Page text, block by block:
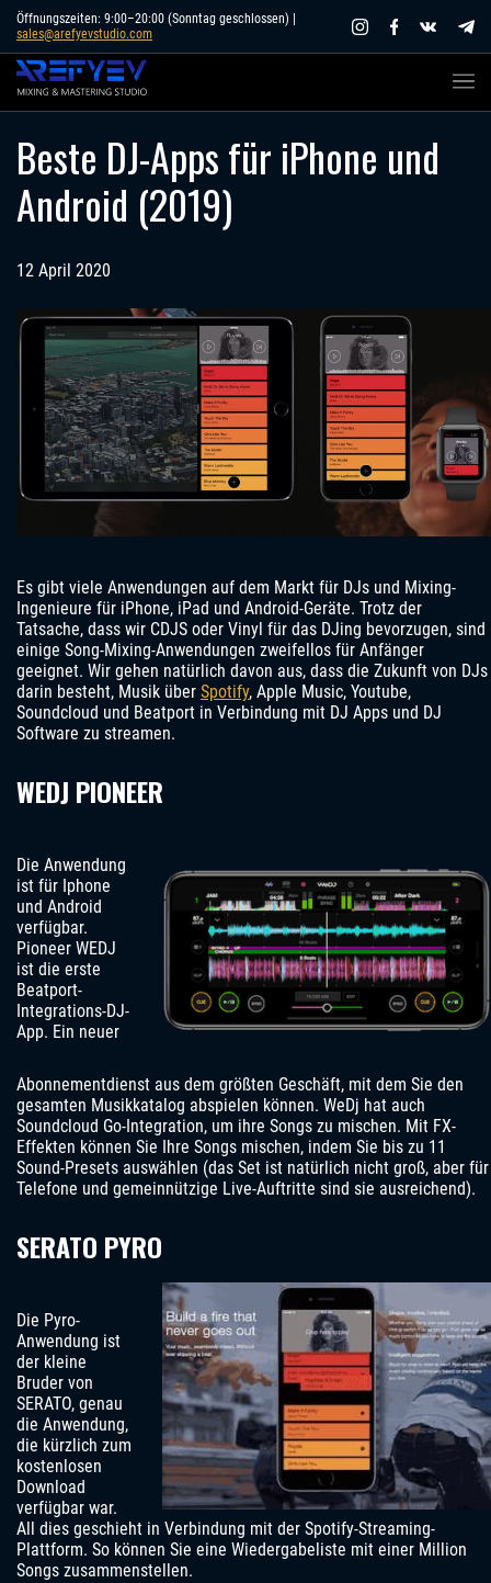
Skip
content
Öffnungszeiten: 9:00–20:00 (Sonntag geschlossen) |
sales@arefyevstudio.com
Beste DJ-Apps für iPhone und
Android (2019)
12 April 2020
Es gibt viele Anwendungen auf dem Markt für DJs und Mixing-
Ingenieure für iPhone, iPad und Android-Geräte. Trotz der
Tatsache, dass wir CDJS oder Vinyl für das DJing bevorzugen, sind
einige Song-Mixing-Anwendungen zweifellos für Anfänger
geeignet. Wir gehen natürlich davon aus, dass die Zukunft von DJs
darin besteht, Musik über Spotify, Apple Music, Youtube,
Soundcloud und Beatport in Verbindung mit DJ Apps und DJ
Software zu streamen.
WEDJ PIONEER
Die Anwendung
ist für Iphone
und Android
verfügbar.
Pioneer WEDJ
ist die erste
Beatport-
Integrations-DJ-
App. Ein neuer
Abonnementdienst aus dem größten Geschäft, mit dem Sie den
gesamten Musikkatalog abspielen können. WeDj hat auch
Soundcloud Go-Integration, um ihre Songs zu mischen. Mit FX-
Effekten können Sie Ihre Songs mischen, indem Sie bis zu 11
Sound-Presets auswählen (das Set ist natürlich nicht groß, aber für
Telefone und gemeinnützige Live-Auftritte sind sie ausreichend).
SERATO PYRO
Die Pyro-
Anwendung ist
der kleine
Bruder von
SERATO, genau
die Anwendung,
die kürzlich zum
kostenlosen
Download
verfügbar war.
All dies geschieht in Verbindung mit der Spotify-Streaming-
Plattform. So können Sie eine Wiedergabeliste mit einer Million
Songs zusammenstellen.